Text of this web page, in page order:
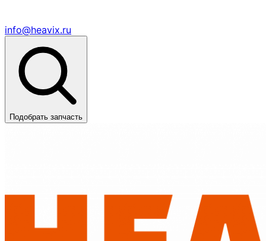
info@heavix.ru
Подобрать запчасть